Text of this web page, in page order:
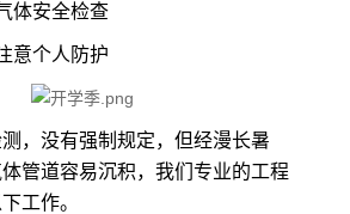
体安全检查
意个人防护
，没有强制规定，但经漫长暑
管道容易沉积，我们专业的工程
工作。